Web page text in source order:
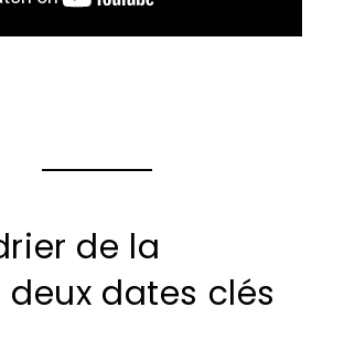
de la
deux dates clés